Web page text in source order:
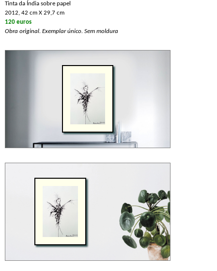
Tinta da Índia sobre papel
2012, 42 cm X 29,7 cm
120 euros
Obra original. Exemplar único. Sem moldura